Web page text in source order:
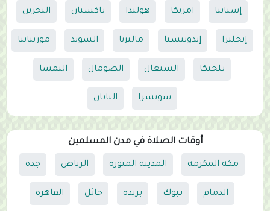
إسبانيا امريكا هولندا باكستان البحرين
إنجلترا إندونيسيا ماليزيا السويد موريتانيا
بلجيكا السنغال الصومال النمسا
سويسرا اليابان
أوقات الصلاة في مدن المسلمين
مكة المكرمة المدينة المنورة الرياض جدة
الدمام تبوك بريدة حائل القاهرة